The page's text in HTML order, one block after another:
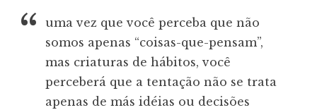
uma vez que você perceba que não
somos apenas “coisas-que-pensam”,
mas criaturas de hábitos, você
perceberá que a tentação não se trata
apenas de más idéias ou decisões